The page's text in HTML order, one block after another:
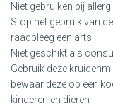
Niet gebruiken bij
Stop het gebruik van
raadpleeg een arts
Niet geschikt als
Gebruik deze
bewaar deze op een
kinderen en dieren